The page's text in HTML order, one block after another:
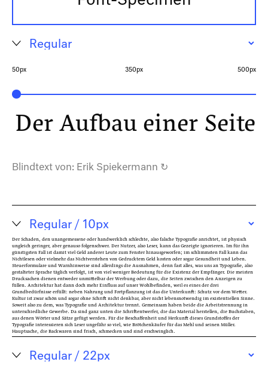
50px 350px 500px
Der Aufbau einer
Blindtext von: Erik Spiekermann ↻
Der Schaden, den unangemessene oder handwerklich schlechte, also falsche Typografie anrichtet, ist physisch
ungleich geringer, aber genauso folgenschwer. Der Nutzer, also Leser, kann das Gezeigte ignorieren. Im für ihn
günstigsten Fall ist damit viel Geld anderer Leute zum Fenster hinausgeworfen; im schlimmsten Fall kann das
Nichtlesen oder vielmehr das Nichtverstehen von Gedrucktem Geld kosten oder sogar Gesundheit und Leben.
Steuerformulare und Warnhinweise sind allerdings die Ausnahmen, denn fast alles, was uns an Typografie, also
gestalteter Sprache täglich verfolgt, ist von viel weniger Bedeutung für die Existenz der Empfänger. Die meisten
Drucksachen dienen entweder unmittelbar der Werbung oder dazu, die Seiten zwischen den Anzeigen zu
füllen. Architektur hat dann doch mehr Einfluss auf unser Wohlbefinden, weil es eines der drei
Grundbedürfnisse erfüllt: neben Nahrung und Fortpflanzung ist das die Unterkunft: Schutz vor dem Wetter.
Kultur ist zwar schön und sogar ohne Schrift nicht denkbar, aber nicht lebensnotwendig im existentiellen Sinne.
Soweit also zu dem, was Typografie und Architektur trennt. Gemeinsam haben beide die Arbeitstrennung in
unterschiedliche Gewerbe. Da sind ganz unten die Schriftentwerfer, die das Material herstellen, die Buchstaben,
aus denen Wörter und Sätze gefügt werden. Für die Beschaffenheit und Herkunft dieses Grundstoffes der
Typografie interessieren sich Leser ungefähr so viel, wie Brötchenkäufer für das Mehl und seinen Müller.
Hauptsache, die Backwaren sind frisch, schmecken und sind erschwinglich.